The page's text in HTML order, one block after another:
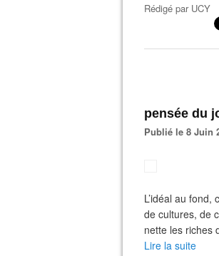
Rédigé par UCY
pensée du
Publié le 8 Juin
L’idéal au fond,
de cultures, de
nette les riches
Lire la suite